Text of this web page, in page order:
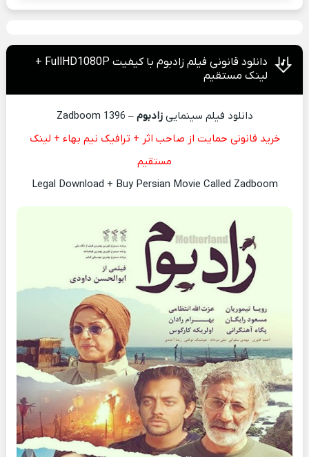
دانلود قانونی فیلم زادبوم با کیفیت FullHD1080P +
لینک مستقیم
دانلود فیلم سینماییزادبوم – Zadboom 1396
خرید قانونی حمایت از صاحب اثر + ترافیک نیم بهاء + لینک
مستقیم
Legal Download + Buy Persian Movie Called Zadboom